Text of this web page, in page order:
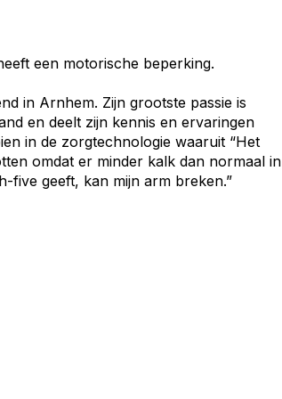
een motorische beperking.
in Arnhem. Zijn grootste passie is
en deelt zijn kennis en ervaringen
in de zorgtechnologie waaruit “Het
omdat er minder kalk dan normaal in
five geeft, kan mijn arm breken.”